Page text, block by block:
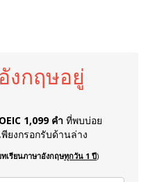
งกฤษอยู่
1,099 คำ ที่พบบ่อย
พียงกรอกรับด้านล่าง
เรียนภาษาอังกฤษทุกวัน 1 ปี)